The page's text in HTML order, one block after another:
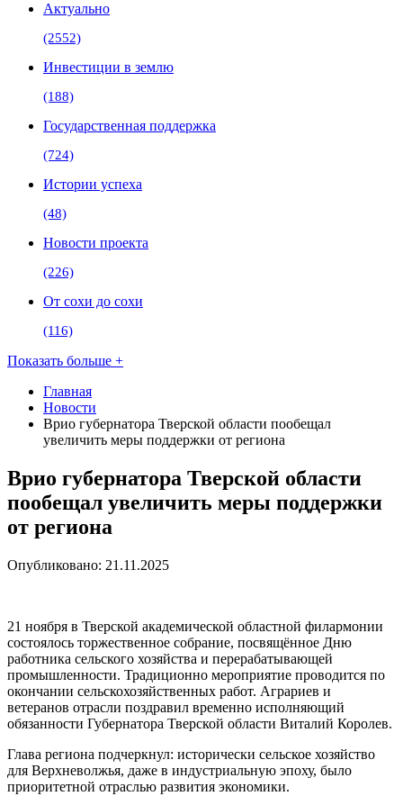
Актуально
(2552)
Инвестиции в землю
(188)
Государственная поддержка
(724)
Истории успеха
(48)
Новости проекта
(226)
От сохи до сохи
(116)
Показать больше +
Главная
Новости
Врио губернатора Тверской области пообещал
увеличить меры поддержки от региона
Врио губернатора Тверской области
пообещал увеличить меры поддержки
от региона
Опубликовано: 21.11.2025
21 ноября в Тверской академической областной филармонии
состоялось торжественное собрание, посвящённое Дню
работника сельского хозяйства и перерабатывающей
промышленности. Традиционно мероприятие проводится по
окончании сельскохозяйственных работ. Аграриев и
ветеранов отрасли поздравил временно исполняющий
обязанности Губернатора Тверской области Виталий Королев.
Глава региона подчеркнул: исторически сельское хозяйство
для Верхневолжья, даже в индустриальную эпоху, было
приоритетной отраслью развития экономики.